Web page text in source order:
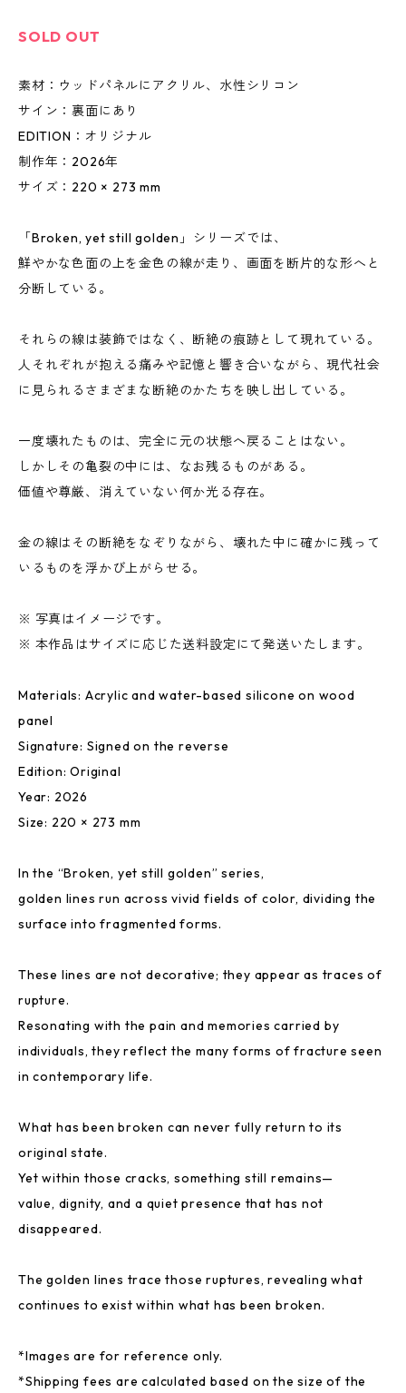
SOLD OUT
素材：ウッドパネルにアクリル、水性シリコン
サイン：裏面にあり
EDITION：オリジナル
制作年：2026年
サイズ：220 × 273 mm
「Broken, yet still golden」シリーズでは、
鮮やかな色面の上を金色の線が走り、画面を断片的な形へと
分断している。
それらの線は装飾ではなく、断絶の痕跡として現れている。
人それぞれが抱える痛みや記憶と響き合いながら、現代社会
に見られるさまざまな断絶のかたちを映し出している。
一度壊れたものは、完全に元の状態へ戻ることはない。
しかしその亀裂の中には、なお残るものがある。
価値や尊厳、消えていない何か光る存在。
金の線はその断絶をなぞりながら、壊れた中に確かに残って
いるものを浮かび上がらせる。
※ 写真はイメージです。
※ 本作品はサイズに応じた送料設定にて発送いたします。
Materials: Acrylic and water-based silicone on wood
panel
Signature: Signed on the reverse
Edition: Original
Year: 2026
Size: 220 × 273 mm
In the “Broken, yet still golden” series,
golden lines run across vivid fields of color, dividing the
surface into fragmented forms.
These lines are not decorative; they appear as traces of
rupture.
Resonating with the pain and memories carried by
individuals, they reflect the many forms of fracture seen
in contemporary life.
What has been broken can never fully return to its
original state.
Yet within those cracks, something still remains—
value, dignity, and a quiet presence that has not
disappeared.
The golden lines trace those ruptures, revealing what
continues to exist within what has been broken.
*Images are for reference only.
*Shipping fees are calculated based on the size of the